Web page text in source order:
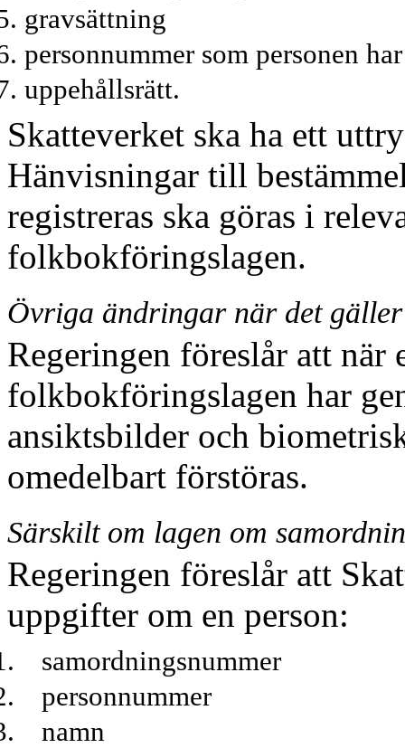
gravsättning
personnummer som personen
uppehållsrätt.
Skatteverket ska ha ett
Hänvisningar till
registreras ska göras i
folkbokföringslagen.
Övriga ändringar när det
Regeringen föreslår att
folkbokföringslagen har
ansiktsbilder och
omedelbart förstöras.
Särskilt om lagen om
Regeringen föreslår att
uppgifter om en person:
samordningsnummer
personnummer
namn